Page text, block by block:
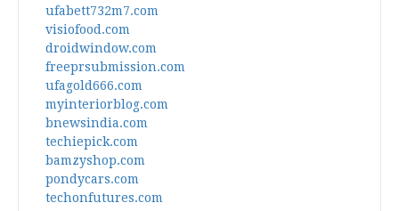
ufabett732m7.com
visiofood.com
droidwindow.com
freeprsubmission.com
ufagold666.com
myinteriorblog.com
bnewsindia.com
techiepick.com
bamzyshop.com
pondycars.com
techonfutures.com